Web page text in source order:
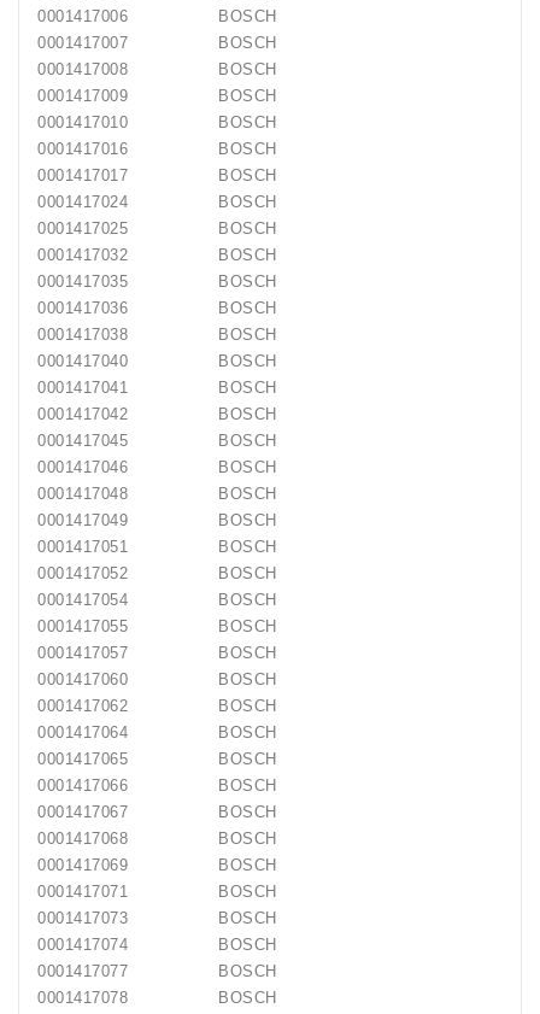
0001417006
BOSCH
0001417007
BOSCH
0001417008
BOSCH
0001417009
BOSCH
0001417010
BOSCH
0001417016
BOSCH
0001417017
BOSCH
0001417024
BOSCH
0001417025
BOSCH
0001417032
BOSCH
0001417035
BOSCH
0001417036
BOSCH
0001417038
BOSCH
0001417040
BOSCH
0001417041
BOSCH
0001417042
BOSCH
0001417045
BOSCH
0001417046
BOSCH
0001417048
BOSCH
0001417049
BOSCH
0001417051
BOSCH
0001417052
BOSCH
0001417054
BOSCH
0001417055
BOSCH
0001417057
BOSCH
0001417060
BOSCH
0001417062
BOSCH
0001417064
BOSCH
0001417065
BOSCH
0001417066
BOSCH
0001417067
BOSCH
0001417068
BOSCH
0001417069
BOSCH
0001417071
BOSCH
0001417073
BOSCH
0001417074
BOSCH
0001417077
BOSCH
0001417078
BOSCH